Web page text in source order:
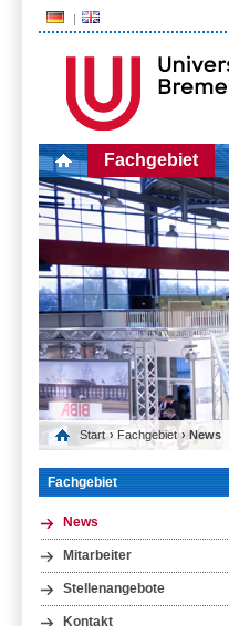
Fachgebiet
Start › Fachgebiet › News
Fachgebiet
News
Mitarbeiter
Stellenangebote
Kontakt